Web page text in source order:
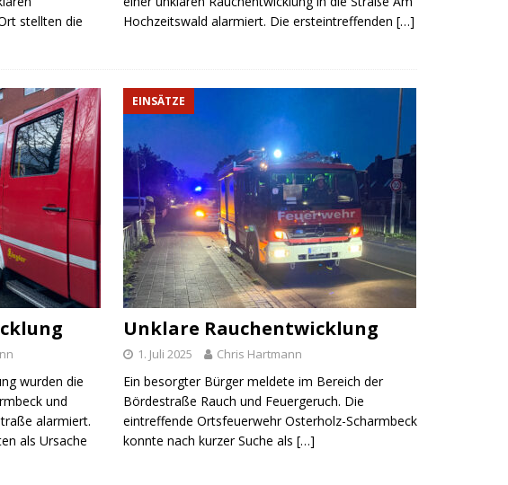
stellten die
Hochzeitswald alarmiert. Die ersteintreffenden […]
wurden die
und
alarmiert.
als Ursache
EINSÄTZE
Unklare Rauchentwicklung
1. Juli 2025 Chris Hartmann
Ein besorgter Bürger meldete im Bereich der
Bördestraße Rauch und Feuergeruch. Die
eintreffende Ortsfeuerwehr Osterholz-Scharmbeck
konnte nach kurzer Suche als […]